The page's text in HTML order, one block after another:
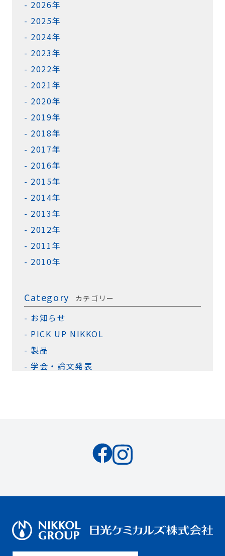
2026年
2025年
2024年
2023年
2022年
2021年
2020年
2019年
2018年
2017年
2016年
2015年
2014年
2013年
2012年
2011年
2010年
Category カテゴリー
お知らせ
PICK UP NIKKOL
製品
学会・論文発表